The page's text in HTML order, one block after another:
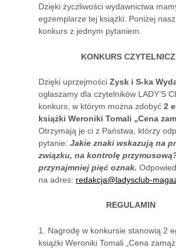
Dzięki życzliwości wydawnictwa
egzemplarze tej książki. Poniżej
konkurs z jednym pytaniem.
KONKURS
Dzięki uprzejmości Zysk i S-ka
ogłaszamy dla czytelników LADY’S
konkurs, w którym można zdobyć 2
książki Weroniki Tomali „Cena
Otrzymają je ci z Państwa, którzy
pytanie: Jakie znaki wskazują na
związku, na kontrolę
przynajmniej pięć oznak.
na adres: redakcja@ladysclub-
REGULAMIN
1. Nagrodę w konkursie stanowią 2
książki Weroniki Tomali „Cena